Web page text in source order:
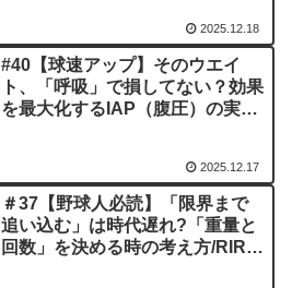
2025.12.18
#40【球速アップ】そのウエイ
ト、「呼吸」で損してない？効果
を最大化するIAP（腹圧）の実践
2025.12.17
＃37【野球人必読】「限界まで
追い込む」は時代遅れ?「重量と
回数」を決める時の考え方/RIRと